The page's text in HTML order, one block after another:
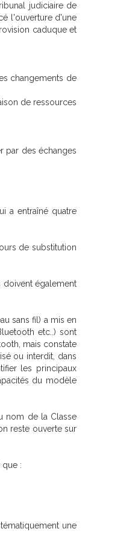
judiciaire de
l'ouverture d'une
caduque et
changements de
de ressources
par des échanges
a entraîné quatre
de substitution
doivent également
sans fil) a mis en
etc..) sont
mais constate
ou interdit, dans
les principaux
du modèle
nom de la Classe
reste ouverte sur
:
une